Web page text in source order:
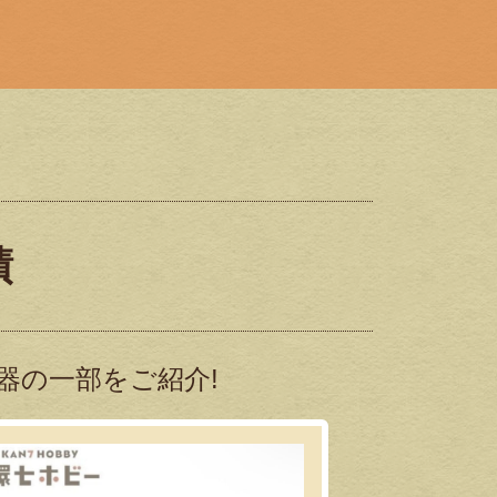
の一部をご紹介!